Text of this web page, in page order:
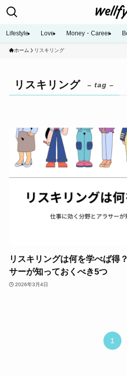
Lifestyle Love Money・Career
ホーム リスキリング
リスキリング – tag –
リスキリングは何を学べば得
サーが知っておくべき5つ
2026年3月4日
1